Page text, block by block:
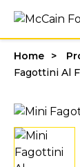
Home
Fagottini Al